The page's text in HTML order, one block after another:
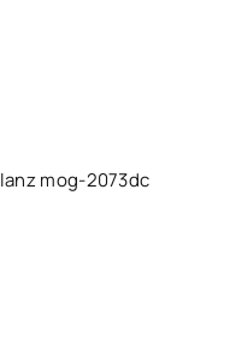
mog-2073dc